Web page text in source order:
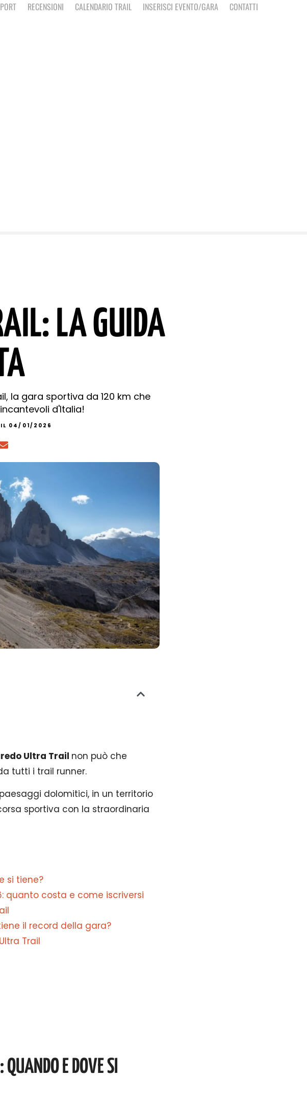
RECENSIONI CALENDARIO TRAIL INSERISCI EVENTO/GARA CONTATTI
LA GUIDA
la gara sportiva da 120 km che
d'Italia!
IL 04/01/2026
Ultra Trail non può che
tutti i trail runner.
dolomitici, in un territorio
sportiva con la straordinaria
si tiene?
quanto costa e come iscriversi
il record della gara?
Trail
E DOVE SI